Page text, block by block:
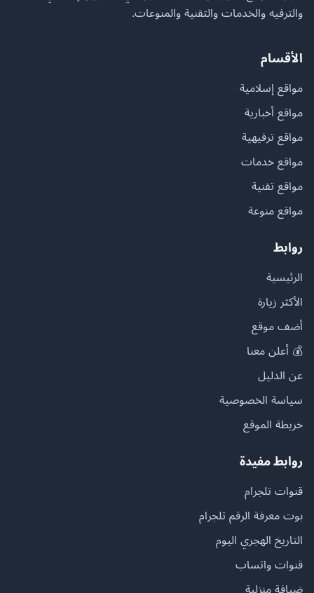
والترفيه والخدمات والتقنية والمنوعات.
الأقسام
مواقع إسلامية
مواقع أخبارية
مواقع ترفيهية
مواقع خدمات
مواقع تقنية
مواقع منوعة
روابط
الرئيسية
الأكثر زيارة
أضف موقع
💰 أعلن معنا
عن الدليل
سياسة الخصوصية
خريطة الموقع
روابط مفيدة
قنوات تلجرام
بوت معرفة الرقم تلجرام
التاريخ الهجري اليوم
قنوات واتساب
ضيافة منزلية